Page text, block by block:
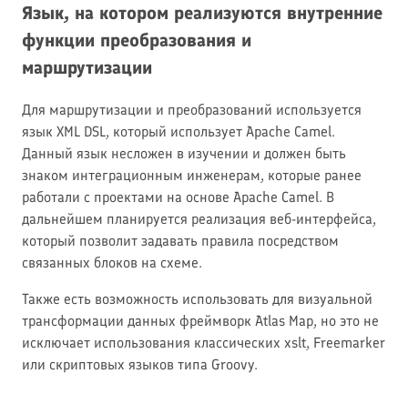
Язык, на котором реализуются внутренние
функции преобразования и
маршрутизации
Для маршрутизации и преобразований используется
язык XML DSL, который использует Apache Camel.
Данный язык несложен в изучении и должен быть
знаком интеграционным инженерам, которые ранее
работали с проектами на основе Apache Camel. В
дальнейшем планируется реализация веб-интерфейса,
который позволит задавать правила посредством
связанных блоков на схеме.
Также есть возможность использовать для визуальной
трансформации данных фреймворк Atlas Map, но это не
исключает использования классических xslt, Freemarker
или скриптовых языков типа Groovy.